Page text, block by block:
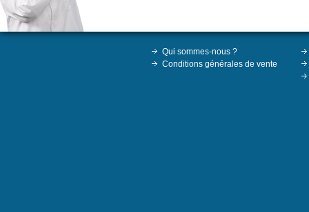
Qui sommes-nous ?
Conditions générales de vente